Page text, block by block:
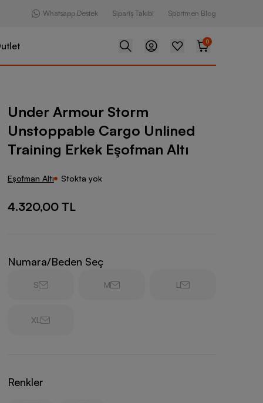
Whatsapp Destek Sipariş Takibi Sportmen Blog
0
Storm Unstoppable Cargo Unlined Training Erkek Eşofman Altı
Under Armour Storm
Unstoppable Cargo Unlined
Training Erkek Eşofman Altı
Eşofman Altı Stokta yok
4.320,00 TL
Numara/Beden Seç
S M L
XL
Renkler